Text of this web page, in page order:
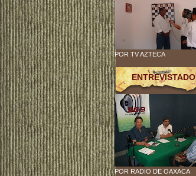
POR TV AZTECA
ENTREVISTADO
POR RADIO DE OAXACA